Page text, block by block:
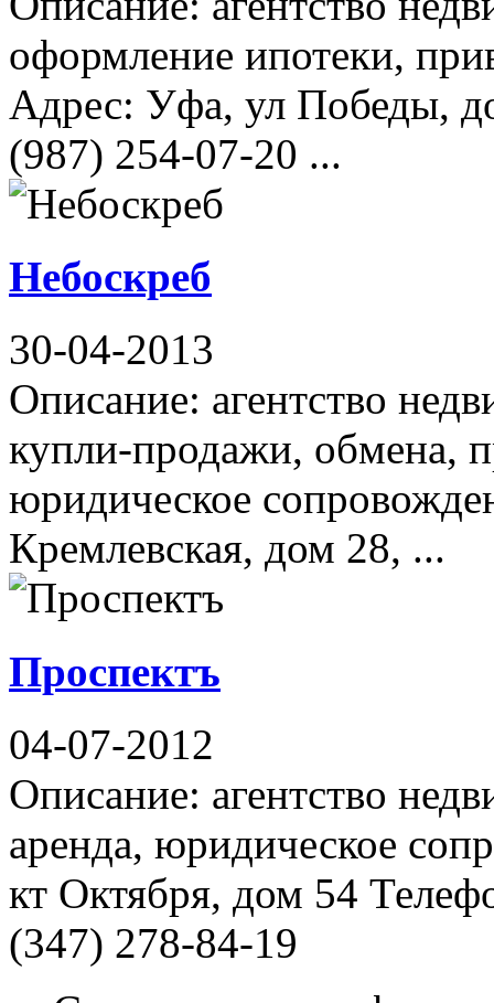
оформление ипотеки,
Адрес: Уфа, ул Победы,
(987) 254-07-20 ...
Небоскреб
30-04-2013
Описание: агентство
купли-продажи, обмена,
юридическое
Кремлевская, дом 28, ...
Проспектъ
04-07-2012
Описание: агентство
аренда, юридическое
кт Октября, дом 54
(347) 278-84-19